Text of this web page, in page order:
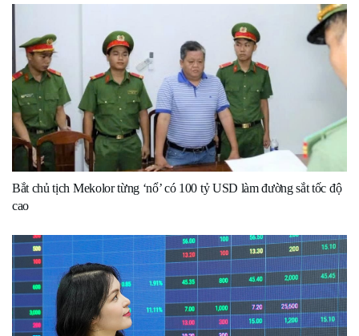
Bắt chủ tịch Mekolor từng ‘nổ’ có 100 tỷ USD làm đường sắt tốc độ
cao